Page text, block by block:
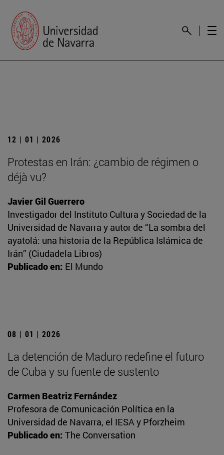
12 | 01 | 2026
Protestas en Irán: ¿cambio de régimen o
déjà vu?
Javier Gil Guerrero
Investigador del Instituto Cultura y Sociedad de la
Universidad de Navarra y autor de “La sombra del
ayatolá: una historia de la República Islámica de
Irán” (Ciudadela Libros)
Publicado en: El Mundo
08 | 01 | 2026
La detención de Maduro redefine el futuro
de Cuba y su fuente de sustento
Carmen Beatriz Fernández
Profesora de Comunicación Política en la
Universidad de Navarra, el IESA y Pforzheim
Publicado en: The Conversation